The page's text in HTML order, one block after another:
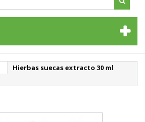
Hierbas suecas extracto 30 ml